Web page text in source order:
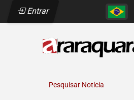
Entrar
Pesquisar Notícia